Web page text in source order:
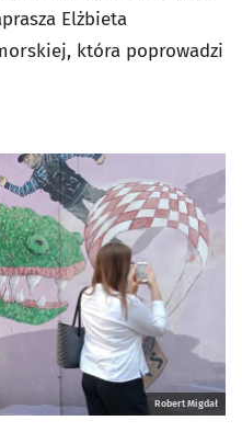
Elżbieta
która poprowadzi
Robert Migdał